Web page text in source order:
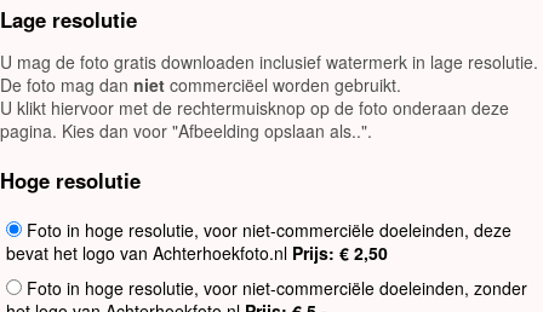
Lage resolutie
U mag de foto gratis downloaden inclusief watermerk in lage resolutie.
De foto mag dan niet commerciëel worden gebruikt.
U klikt hiervoor met de rechtermuisknop op de foto onderaan deze
pagina. Kies dan voor "Afbeelding opslaan als..".
Hoge resolutie
Foto in hoge resolutie, voor niet-commerciële doeleinden, deze
bevat het logo van Achterhoekfoto.nl Prijs: € 2,50
Foto in hoge resolutie, voor niet-commerciële doeleinden, zonder